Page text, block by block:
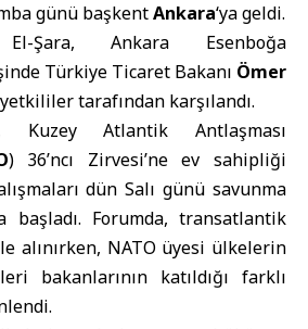
günü başkentAnkara‘ya geldi.
El-Şara, Ankara Esenboğa
Türkiye Ticaret Bakanı Ömer
tarafından karşılandı.
Kuzey Atlantik Antlaşması
) 36’ncı Zirvesi’ne ev sahipliği
dün Salı günü savunma
başladı. Forumda, transatlantik
alınırken, NATO üyesi ülkelerin
bakanlarının katıldığı farklı